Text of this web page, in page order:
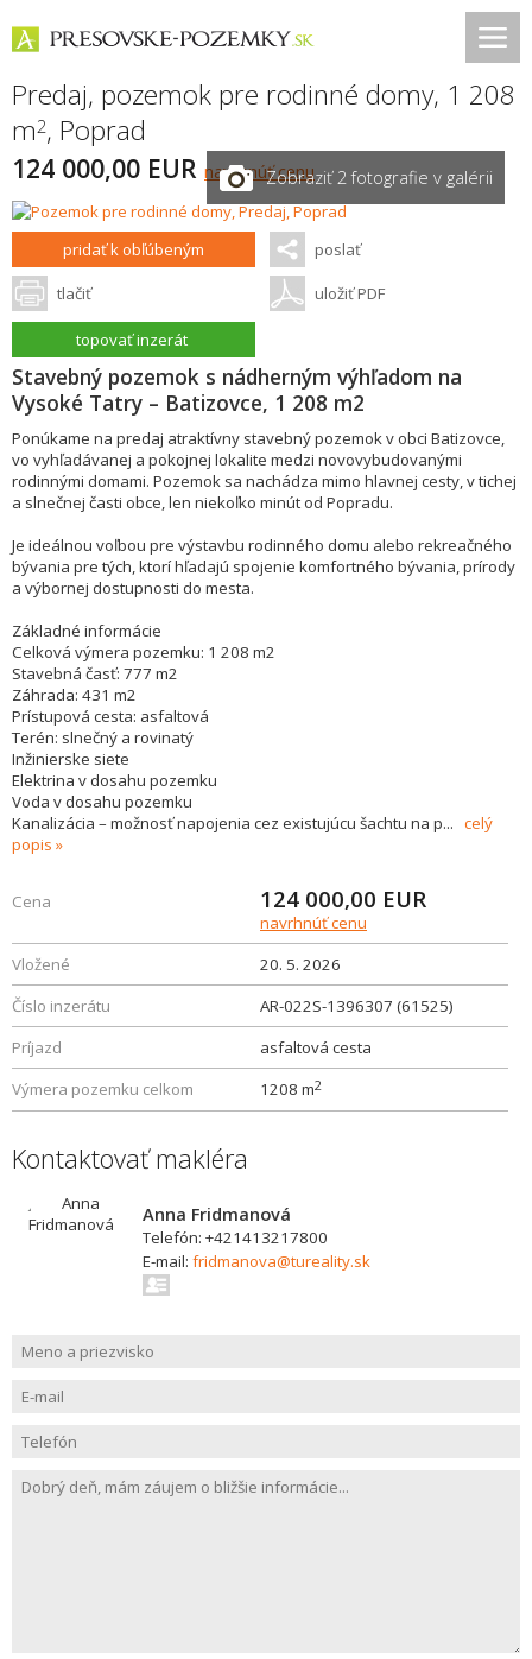
Predaj, pozemok pre rodinné domy, 1 208
m2, Poprad
124 000,00 EUR navrhnúť cenuZobraziť 2 fotografie v galérii
pridať k obľúbeným poslať
tlačiť uložiť PDF
topovať inzerát
Stavebný pozemok s nádherným výhľadom na
Vysoké Tatry – Batizovce, 1 208 m2
Ponúkame na predaj atraktívny stavebný pozemok v obci Batizovce,
vo vyhľadávanej a pokojnej lokalite medzi novovybudovanými
rodinnými domami. Pozemok sa nachádza mimo hlavnej cesty, v tichej
a slnečnej časti obce, len niekoľko minút od Popradu.
Je ideálnou voľbou pre výstavbu rodinného domu alebo rekreačného
bývania pre tých, ktorí hľadajú spojenie komfortného bývania, prírody
a výbornej dostupnosti do mesta.
Základné informácie
Celková výmera pozemku: 1 208 m2
Stavebná časť: 777 m2
Záhrada: 431 m2
Prístupová cesta: asfaltová
Terén: slnečný a rovinatý
Inžinierske siete
Elektrina v dosahu pozemku
Voda v dosahu pozemku
Kanalizácia – možnosť napojenia cez existujúcu šachtu na p... celý
popis
Cena 124 000,00 EUR
navrhnúť cenu
Vložené
20. 5. 2026
Číslo inzerátu
AR-022S-1396307 (61525)
Príjazd
asfaltová cesta
Výmera pozemku celkom
1208 m2
Kontaktovať makléra
Anna Fridmanová
Telefón: +421413217800
E-mail: fridmanova@tureality.sk